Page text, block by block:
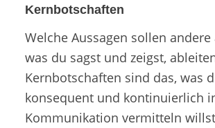
Kernbotschaften
Welche Aussagen sollen andere
was du sagst und zeigst,
Kernbotschaften sind das, was
konsequent und kontinuierlich
Kommunikation vermitteln